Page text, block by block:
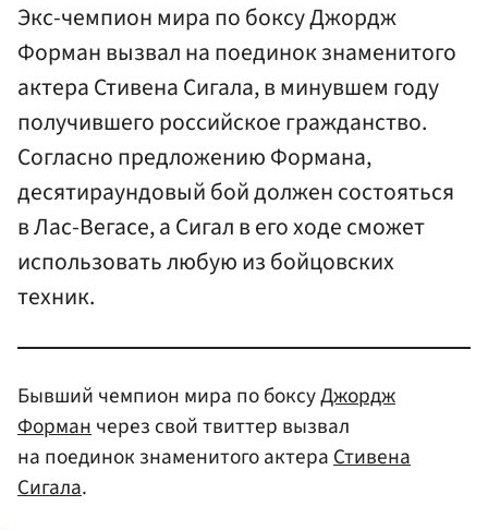
Экс-чемпион мира по боксу Джордж
Форман вызвал на поединок знаменитого
актера Стивена Сигала, в минувшем году
получившего российское гражданство.
Согласно предложению Формана,
десятираундовый бой должен состояться
в Лас-Вегасе, а Сигал в его ходе cможет
использовать любую из бойцовских
техник.
Бывший чемпион мира по боксуДжордж
Форманчерез свой твиттер вызвал
на поединок знаменитого актераСтивена
Сигала.